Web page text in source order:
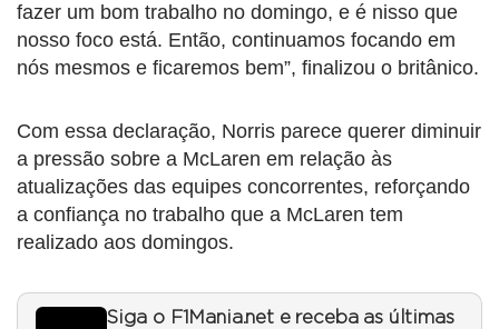
fazer um bom trabalho no domingo, e é nisso que
nosso foco está. Então, continuamos focando em
nós mesmos e ficaremos bem”, finalizou o britânico.
Com essa declaração, Norris parece querer diminuir
a pressão sobre a McLaren em relação às
atualizações das equipes concorrentes, reforçando
a confiança no trabalho que a McLaren tem
realizado aos domingos.
Siga o F1Mania.net e receba as últimas